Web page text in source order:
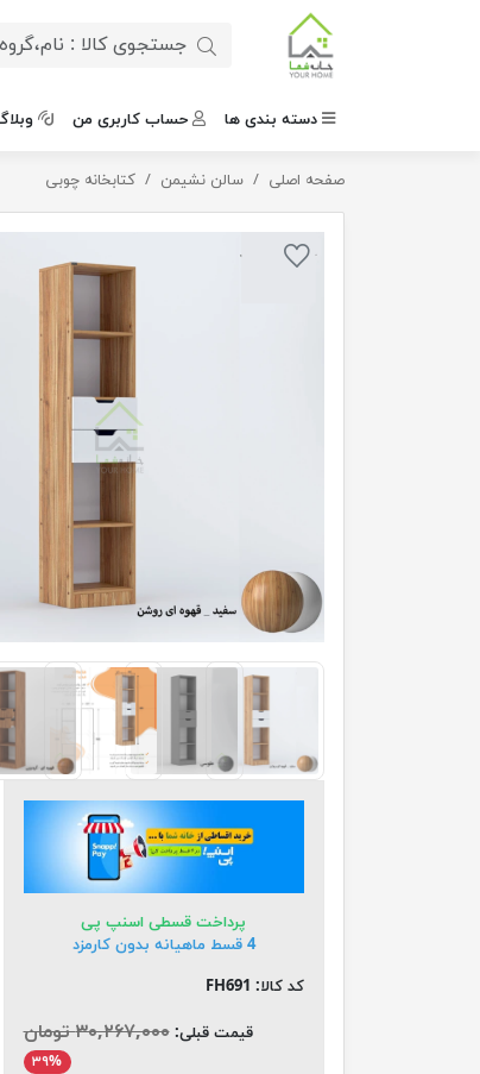
دسته بندی ها حساب کاربری من
صفحه اصلی سالن نشیمن کتابخانه چوبی کتابخانه ایستاده کشودار
پرداخت قسطی اسنپ پی
4 قسط ماهیانه بدون کارمزد
کد کالا: FH691
قیمت قبلی: ۳۰,۲۶۷,۰۰۰ تومان
۳۹%